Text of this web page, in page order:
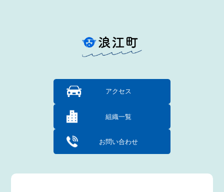
アクセス
組織一覧
お問い合わせ